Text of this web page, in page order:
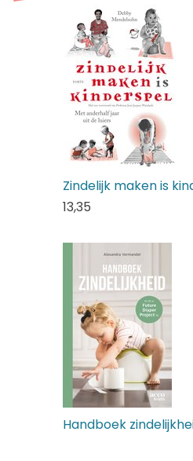
Zindelijk maken is
13,35
Handboek